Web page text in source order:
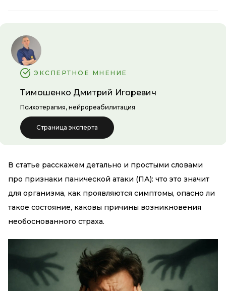
ЭКСПЕРТНОЕ МНЕНИЕ
Тимошенко Дмитрий Игоревич
Психотерапия, нейрореабилитация
Страница эксперта
В статье расскажем детально и простыми словами
про признаки панической атаки (ПА): что это значит
для организма, как проявляются симптомы, опасно ли
такое состояние, каковы причины возникновения
необоснованного страха.